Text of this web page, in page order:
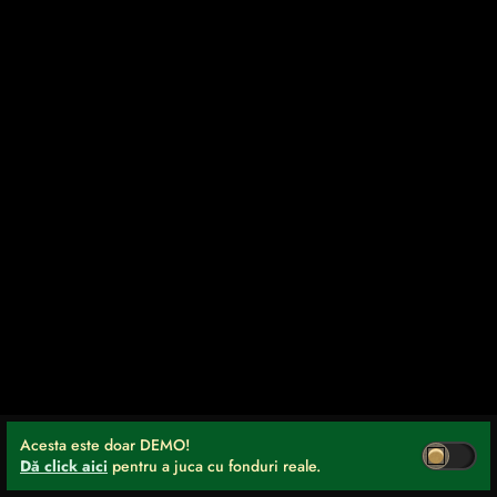
Acesta este doar DEMO!
Dă click aici pentru a juca cu fonduri reale.